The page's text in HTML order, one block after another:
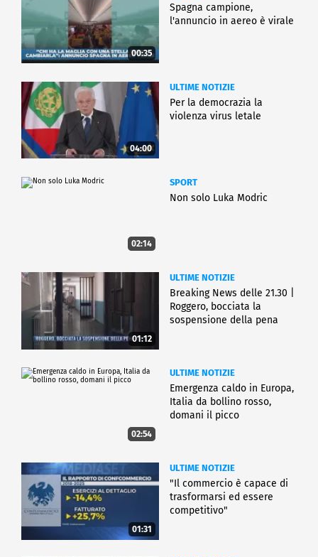
00:35
Spagna campione,
l'annuncio in aereo è virale
04:00
ULTIME NOTIZIE
Per la democrazia la
violenza virus letale
02:14
SPORT
Non solo Luka Modric
01:12
ULTIME NOTIZIE
Breaking News delle 21.30 |
Roggero, bocciata la
sospensione della pena
02:54
ULTIME NOTIZIE
Emergenza caldo in Europa,
Italia da bollino rosso,
domani il picco
01:31
ULTIME NOTIZIE
"Il commercio è capace di
trasformarsi ed essere
competitivo"